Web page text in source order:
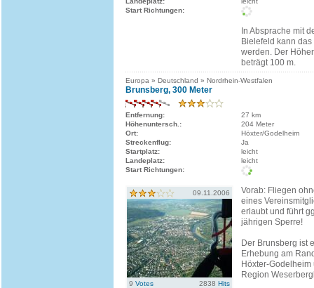
Start Richtungen:
In Absprache mit
Bielefeld kann
werden. Der
beträgt 100 m.
Europa » Deutschland » Nordrhein-Westfalen
Brunsberg, 300 Meter
Entfernung:
27 km
Höhenuntersch.:
204 Meter
Ort:
Höxter/Godelheim
Streckenflug:
Ja
Startplatz:
leicht
Landeplatz:
leicht
Start Richtungen:
09.11.2006
9 Votes 2838 Hits
Vorab: Fliegen
eines
erlaubt und führt
jährigen Sperre!
Der Brunsberg ist
Erhebung am
Höxter-
Region